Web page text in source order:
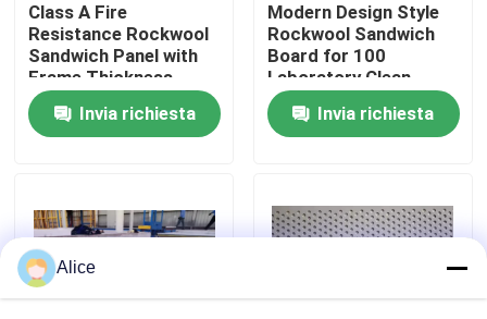
Contattici
Richieda una citazione
strutture modulari in acciaio
Class A Fire
Resistance Rockwool
Sandwich Panel with
Frame Thickness
0.6mm and Max
Length 9000mm
Invia richiesta
Modern Design Style
Rockwool Sandwich
Board for 100
Laboratory Clean
Room Solutions
Invia richiesta
Alice